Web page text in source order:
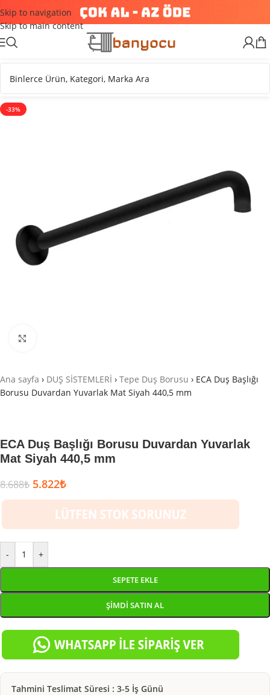
Skip to navigation
Skip to main content
-33%
Ana sayfa › DUŞ SİSTEMLERİ › Tepe Duş Borusu › ECA Duş Başlığı
Borusu Duvardan Yuvarlak Mat Siyah 440,5 mm
ECA Duş Başlığı Borusu Duvardan Yuvarlak
Mat Siyah 440,5 mm
8.688₺ 5.822₺
- +
SEPETE EKLE
ŞIMDI SATIN AL
Tahmini Teslimat Süresi : 3-5 İş Günü